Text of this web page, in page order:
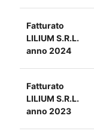
Fatturato
LILIUM S.R.L.
anno 2024
Fatturato
LILIUM S.R.L.
anno 2023